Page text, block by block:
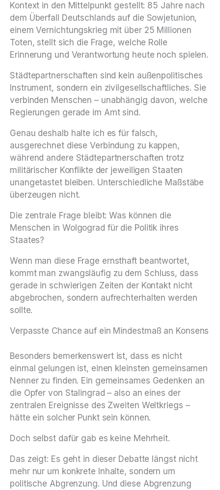
Kontext in den Mittelpunkt gestellt: 85 Jahre nach
dem Überfall Deutschlands auf die Sowjetunion,
einem Vernichtungskrieg mit über 25 Millionen
Toten, stellt sich die Frage, welche Rolle
Erinnerung und Verantwortung heute noch spielen.
Städtepartnerschaften sind kein außenpolitisches
Instrument, sondern ein zivilgesellschaftliches. Sie
verbinden Menschen – unabhängig davon, welche
Regierungen gerade im Amt sind.
Genau deshalb halte ich es für falsch,
ausgerechnet diese Verbindung zu kappen,
während andere Städtepartnerschaften trotz
militärischer Konflikte der jeweiligen Staaten
unangetastet bleiben. Unterschiedliche Maßstäbe
überzeugen nicht.
Die zentrale Frage bleibt: Was können die
Menschen in Wolgograd für die Politik ihres
Staates?
Wenn man diese Frage ernsthaft beantwortet,
kommt man zwangsläufig zu dem Schluss, dass
gerade in schwierigen Zeiten der Kontakt nicht
abgebrochen, sondern aufrechterhalten werden
sollte.
Verpasste Chance auf ein Mindestmaß an Konsens
Besonders bemerkenswert ist, dass es nicht
einmal gelungen ist, einen kleinsten gemeinsamen
Nenner zu finden. Ein gemeinsames Gedenken an
die Opfer von Stalingrad – also an eines der
zentralen Ereignisse des Zweiten Weltkriegs –
hätte ein solcher Punkt sein können.
Doch selbst dafür gab es keine Mehrheit.
Das zeigt: Es geht in dieser Debatte längst nicht
mehr nur um konkrete Inhalte, sondern um
politische Abgrenzung. Und diese Abgrenzung